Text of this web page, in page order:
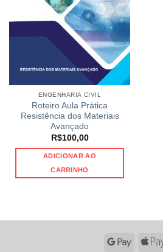
ENGENHARIA CIVIL
Roteiro Aula Prática
Resistência dos Materiais
Avançado
R$100,00
ADICIONAR AO
CARRINHO